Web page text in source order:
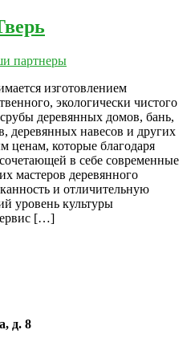
партнеры
изготовлением
экологически чистого
деревянных домов, бань,
деревянных навесов и других
которые благодаря
в себе современные
мастеров деревянного
и отличительную
уровень культуры
[…]
д. 8